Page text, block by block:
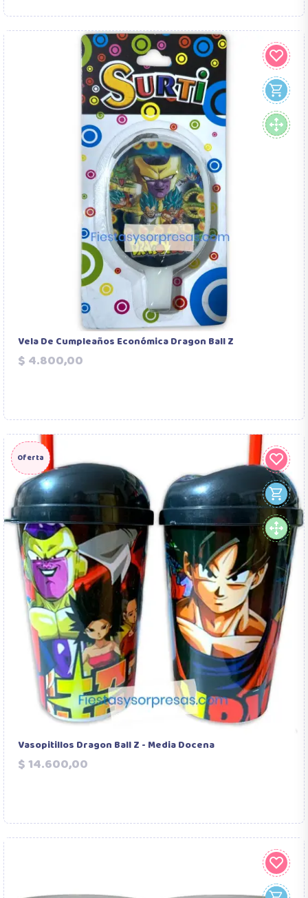
Vela De Cumpleaños Económica Dragon Ball Z
$ 4.800,00
Oferta
Vasopitillos Dragon Ball Z - Media Docena
$ 14.600,00